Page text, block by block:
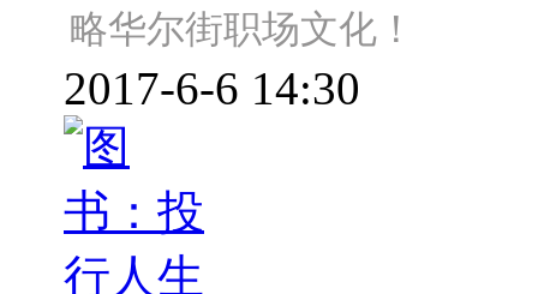
略华尔街职场文化！
2017-6-6 14:30